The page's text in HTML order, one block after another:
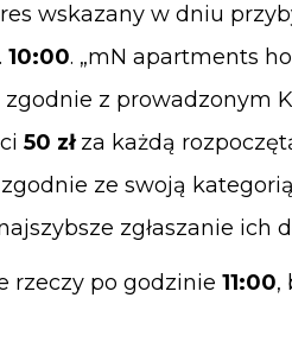
wskazany w dniu
10:00. „mN apartments
z prowadzonym
50 złza każdą
ze swoją
zgłaszanie ich
rzeczy po godzinie 11:00,